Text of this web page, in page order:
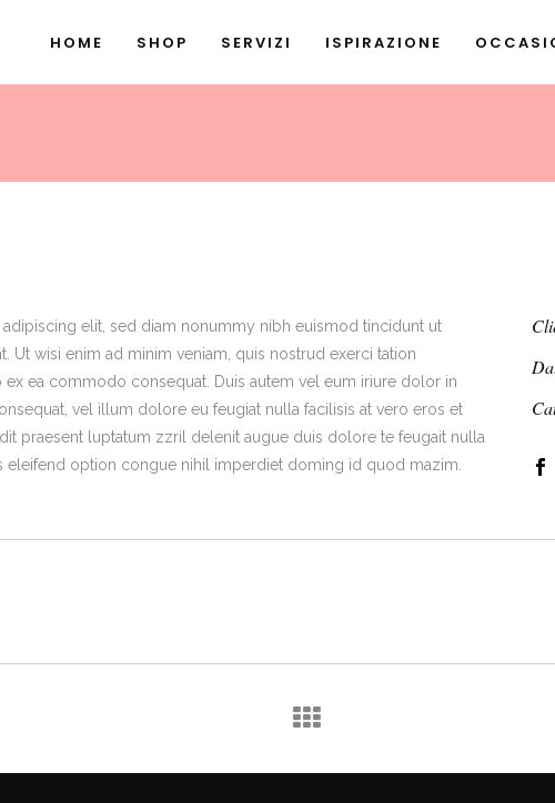
HOME SHOP SERVIZI ISPIRAZIONE
elit, sed diam nonummy nibh euismod tincidunt ut
Ut wisi enim ad minim veniam, quis nostrud exerci tation
ea commodo consequat. Duis autem vel eum iriure dolor in
vel illum dolore eu feugiat nulla facilisis at vero eros et
praesent luptatum zzril delenit augue duis dolore te feugait nulla
option congue nihil imperdiet doming id quod mazim.